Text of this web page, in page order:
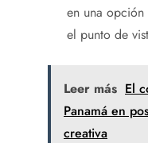
en una opción
el punto de
Leer más El
Panamá en
creativa